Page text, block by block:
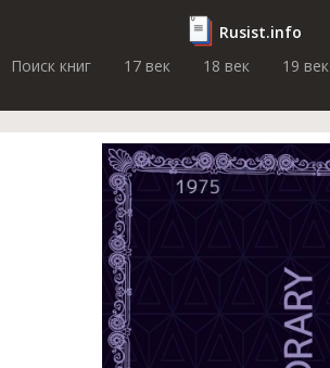
Rusist.info
Поиск книг
17 век 18 век 19 век